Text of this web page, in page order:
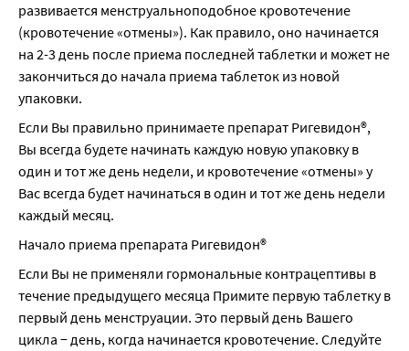
развивается менструальноподобное кровотечение
(кровотечение «отмены»). Как правило, оно начинается
на 2-3 день после приема последней таблетки и может не
закончиться до начала приема таблеток из новой
упаковки.
Если Вы правильно принимаете препарат Ригевидон®,
Вы всегда будете начинать каждую новую упаковку в
один и тот же день недели, и кровотечение «отмены» у
Вас всегда будет начинаться в один и тот же день недели
каждый месяц.
Начало приема препарата Ригевидон®
Если Вы не применяли гормональные контрацептивы в
течение предыдущего месяца Примите первую таблетку в
первый день менструации. Это первый день Вашего
цикла − день, когда начинается кровотечение. Следуйте